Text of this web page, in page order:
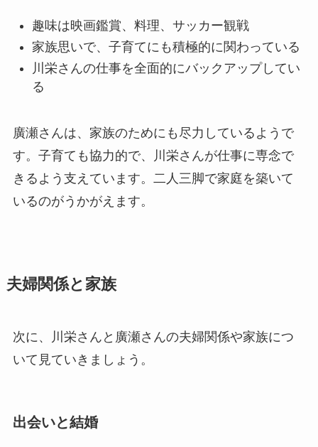
趣味は映画鑑賞、料理、サッカー観戦
家族思いで、子育てにも積極的に関わっている
川栄さんの仕事を全面的にバックアップしてい
る
廣瀬さんは、家族のためにも尽力しているようで
す。子育ても協力的で、川栄さんが仕事に専念で
きるよう支えています。二人三脚で家庭を築いて
いるのがうかがえます。
夫婦関係と家族
次に、川栄さんと廣瀬さんの夫婦関係や家族につ
いて見ていきましょう。
出会いと結婚